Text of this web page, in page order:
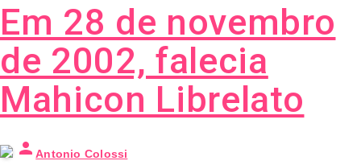
Em 28 de novembro
de 2002, falecia
Mahicon Librelato
person Antonio Colossi